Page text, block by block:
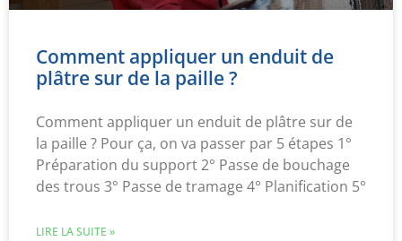
Comment appliquer un enduit de
plâtre sur de la paille ?
Comment appliquer un enduit de plâtre sur de
la paille ? Pour ça, on va passer par 5 étapes 1°
Préparation du support 2° Passe de bouchage
des trous 3° Passe de tramage 4° Planification 5°
LIRE LA SUITE »